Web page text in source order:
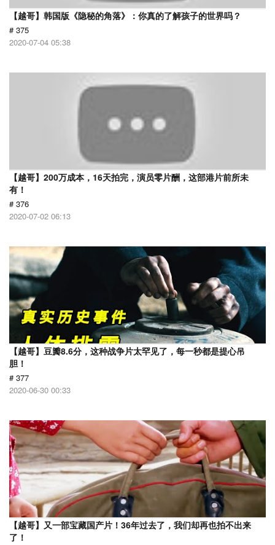
【越哥】韩国版《隐秘的角落》：你真的了解孩子的世界吗？
# 375
2020-07-04 05:38
【越哥】200万成本，16天拍完，演员零片酬，这部港片前所未
有！
# 376
2020-07-02 06:13
【越哥】豆瓣8.6分，这种战争片太罕见了，每一秒都是提心吊
胆！
# 377
2020-06-30 00:33
【越哥】又一部宝藏国产片！36年过去了，我们却再也拍不出来
了！